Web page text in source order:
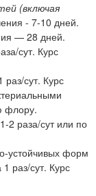
(включая
- 7-10 дней.
— 28 дней.
сут. Курс
раз/сут. Курс
флору.
2 раза/сут или по
устойчивых форм
раз/сут. Курс